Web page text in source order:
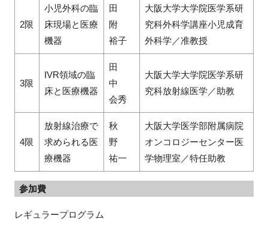
2限
小児外科の臨
床現場と医療
機器
田
附
裕子
大阪大学大学院医学系研
究科外科学講座小児成育
外科学／准教授
3限
IVR領域の臨
床と医療機器
田
中
会秀
大阪大学大学院医学系研
究科放射線医学／助教
4限
放射線治療で
求められる医
療機器
秋
野
祐一
大阪大学医学部附属病院
オンコロジーセンター医
学物理室／特任助教
参加費
レギュラープログラム